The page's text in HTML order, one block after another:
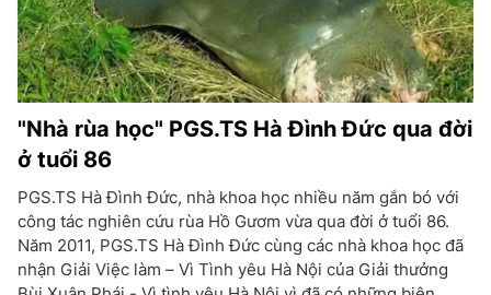
"Nhà rùa học" PGS.TS Hà Đình Đức qua đời
ở tuổi 86
PGS.TS Hà Đình Đức, nhà khoa học nhiều năm gắn bó với
công tác nghiên cứu rùa Hồ Gươm vừa qua đời ở tuổi 86.
Năm 2011, PGS.TS Hà Đình Đức cùng các nhà khoa học đã
nhận Giải Việc làm – Vì Tình yêu Hà Nội của Giải thưởng